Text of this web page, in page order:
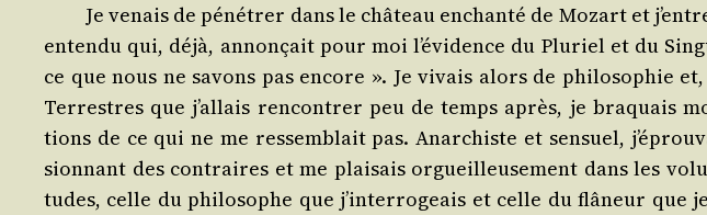
Je venais de péné­trer dans le châ­teau enchan­té de Mozart et
en­ten­du qui, déjà, annon­çait pour moi l’évidence du Plu­riel et du
ce que nous ne savons pas encore ». Je vivais alors de phi­lo­so­phie
Ter­restres que j’allais ren­con­trer peu de temps après, je bra­quais
tions de ce qui ne me res­sem­blait pas. Anar­chiste et sen­suel,
sion­nant des contraires et me plai­sais orgueilleu­se­ment dans les
tudes, celle du phi­lo­sophe que j’interrogeais et celle du flâ­neur que